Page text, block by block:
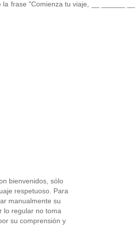
frase "Comienza tu viaje, __ ______ __
bienvenidos, sólo
respetuoso. Para
manualmente su
lo regular no toma
su comprensión y